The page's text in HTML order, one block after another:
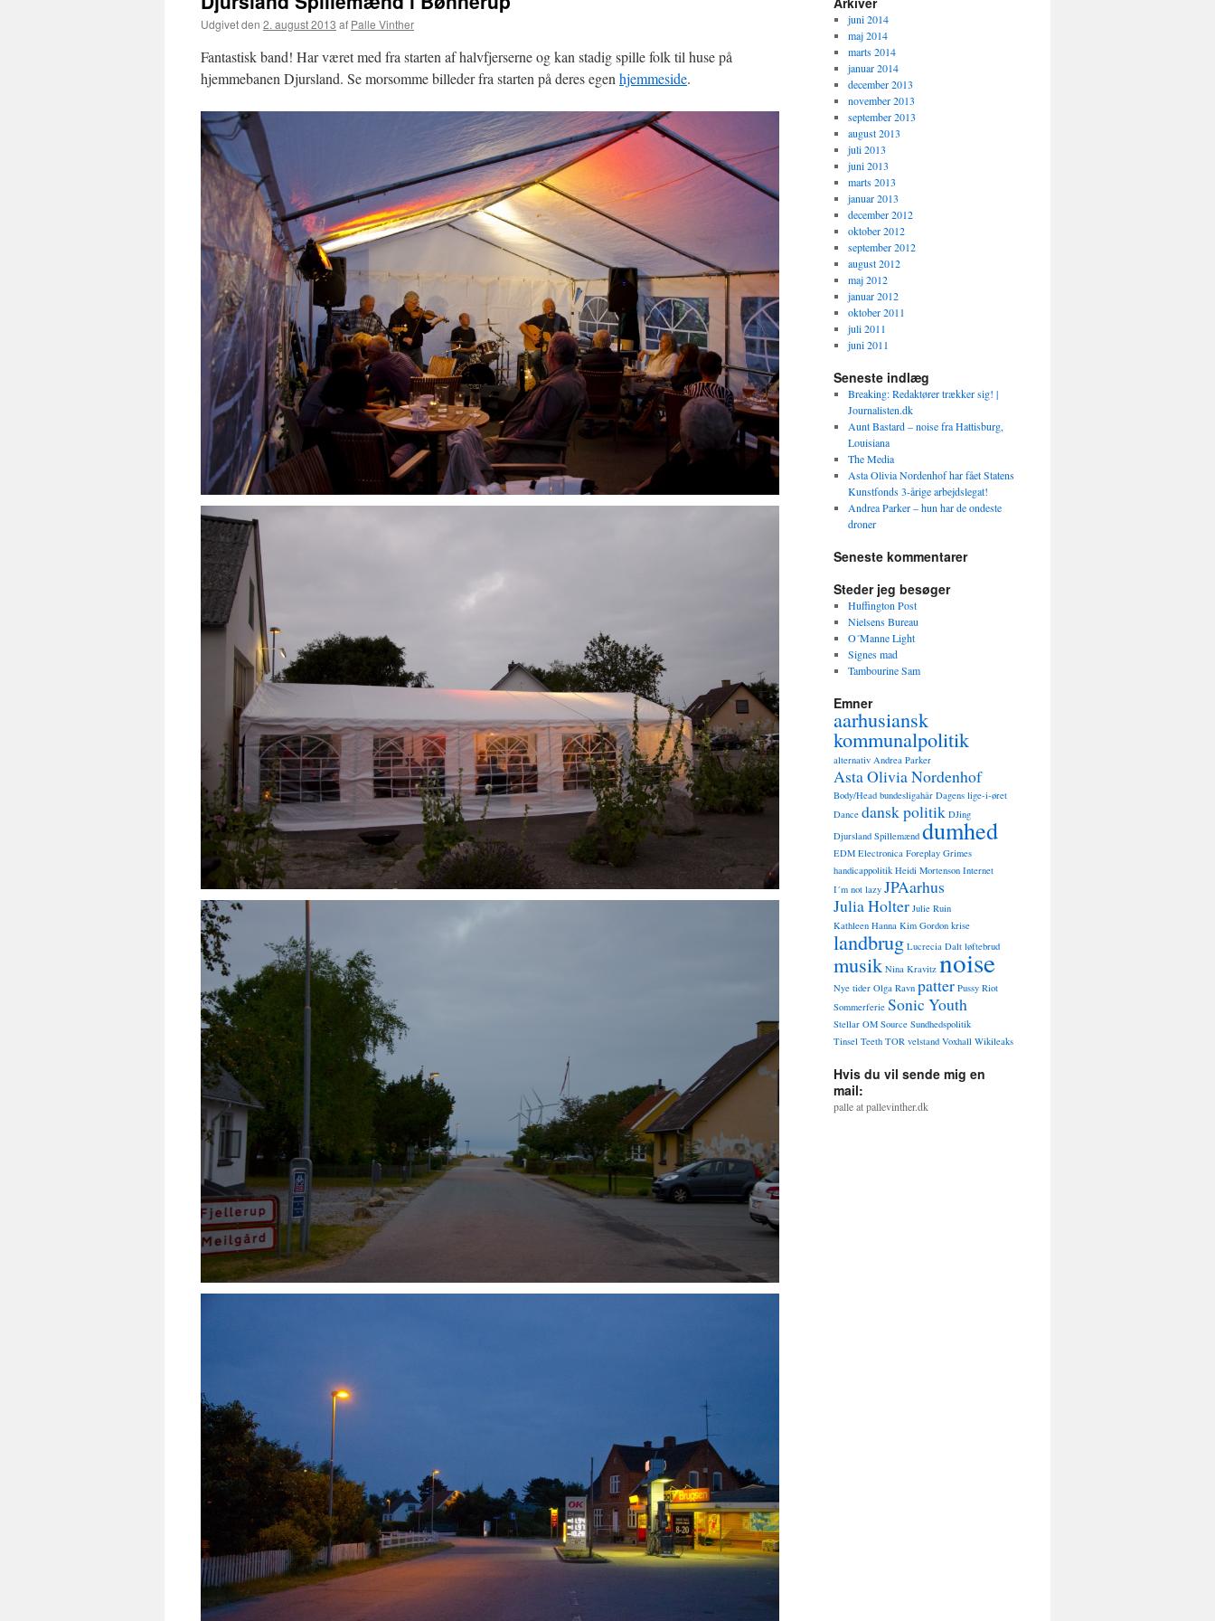
Udgivet den 2. august 2013 af Palle Vinther
Fantastisk band! Har været med fra starten af halvfjerserne og kan stadig spille folk til huse på
hjemmebanen Djursland. Se morsomme billeder fra starten på deres egen hjemmeside.
juni 2014
maj 2014
marts 2014
januar 2014
december 2013
november 2013
september 2013
august 2013
juli 2013
juni 2013
marts 2013
januar 2013
december 2012
oktober 2012
september 2012
august 2012
maj 2012
januar 2012
oktober 2011
juli 2011
juni 2011
Seneste indlæg
Breaking: Redaktører trækker sig! |
Journalisten.dk
Aunt Bastard – noise fra Hattisburg,
Louisiana
The Media
Asta Olivia Nordenhof har fået Statens
Kunstfonds 3-årige arbejdslegat!
Andrea Parker – hun har de ondeste
droner
Seneste kommentarer
Steder jeg besøger
Huffington Post
Nielsens Bureau
O´Manne Light
Signes mad
Tambourine Sam
Emner
aarhusiansk
kommunalpolitik
alternativ Andrea Parker
Asta Olivia Nordenhof
Body/Head bundesligahår Dagens lige-i-øret
Dance dansk politik DJing
Djursland Spillemænd dumhed
EDM Electronica Foreplay Grimes
handicappolitik Heidi Mortenson Internet
I´m not lazy JPAarhus
Julia Holter Julie Ruin
Kathleen Hanna Kim Gordon krise
landbrug Lucrecia Dalt løftebrud
musik Nina Kravitz noise
Nye tider Olga Ravn patter Pussy Riot
Sommerferie Sonic Youth
Stellar OM Source Sundhedspolitik
Tinsel Teeth TOR velstand Voxhall Wikileaks
Hvis du vil sende mig en
mail:
palle at pallevinther.dk